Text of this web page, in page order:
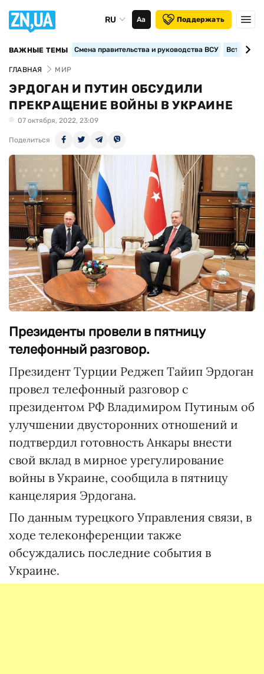
RU Аа Поддержать
ВАЖНЫЕ ТЕМЫ Смена правительства и руководства ВСУ
ГЛАВНАЯ МИР
ЭРДОГАН И ПУТИН ОБСУДИЛИ
ПРЕКРАЩЕНИЕ ВОЙНЫ В УКРАИНЕ
07 октября, 2022, 23:09
Поделиться
Президенты провели в пятницу
телефонный разговор.
Президент Турции Реджеп Тайип Эрдоган
провел телефонный разговор с
президентом РФ Владимиром Путиным об
улучшении двусторонних отношений и
подтвердил готовность Анкары внести
свой вклад в мирное урегулирование
войны в Украине, сообщила в пятницу
канцелярия Эрдогана.
По данным турецкого Управления связи, в
ходе телеконференции также
обсуждались последние события в
Украине.